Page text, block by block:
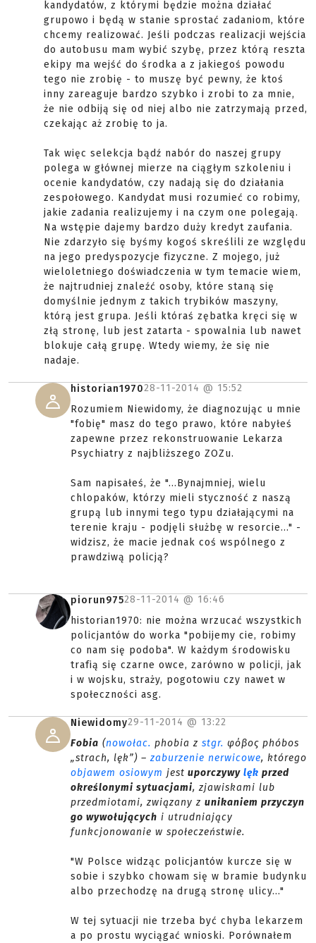
kandydatów, z którymi będzie można działać
grupowo i będą w stanie sprostać zadaniom, które
chcemy realizować. Jeśli podczas realizacji wejścia
do autobusu mam wybić szybę, przez którą reszta
ekipy ma wejść do środka a z jakiegoś powodu
tego nie zrobię - to muszę być pewny, że ktoś
inny zareaguje bardzo szybko i zrobi to za mnie,
że nie odbiją się od niej albo nie zatrzymają przed,
czekając aż zrobię to ja.
Tak więc selekcja bądź nabór do naszej grupy
polega w głównej mierze na ciągłym szkoleniu i
ocenie kandydatów, czy nadają się do działania
zespołowego. Kandydat musi rozumieć co robimy,
jakie zadania realizujemy i na czym one polegają.
Na wstępie dajemy bardzo duży kredyt zaufania.
Nie zdarzyło się byśmy kogoś skreślili ze względu
na jego predyspozycje fizyczne. Z mojego, już
wieloletniego doświadczenia w tym temacie wiem,
że najtrudniej znaleźć osoby, które staną się
domyślnie jednym z takich trybików maszyny,
którą jest grupa. Jeśli któraś zębatka kręci się w
złą stronę, lub jest zatarta - spowalnia lub nawet
blokuje całą grupę. Wtedy wiemy, że się nie
nadaje.
historian197028-11-2014 @ 15:52
Rozumiem Niewidomy, że diagnozując u mnie
"fobię" masz do tego prawo, które nabyłeś
zapewne przez rekonstruowanie Lekarza
Psychiatry z najbliższego ZOZu.
Sam napisałeś, że "...Bynajmniej, wielu
chlopaków, którzy mieli styczność z naszą
grupą lub innymi tego typu działającymi na
terenie kraju - podjęli służbę w resorcie..." -
widzisz, że macie jednak coś wspólnego z
prawdziwą policją?
piorun97528-11-2014 @ 16:46
historian1970: nie można wrzucać wszystkich
policjantów do worka "pobijemy cie, robimy
co nam się podoba". W każdym środowisku
trafią się czarne owce, zarówno w policji, jak
i w wojsku, straży, pogotowiu czy nawet w
społeczności asg.
Niewidomy29-11-2014 @ 13:22
Fobia (nowołac. phobia z stgr. φόβος phóbos
„strach, lęk”) –zaburzenie nerwicowe, którego
objawem osiowym jest uporczywy lęk przed
określonymi sytuacjami, zjawiskami lub
przedmiotami, związany z unikaniem przyczyn
go wywołujących i utrudniający
funkcjonowanie w społeczeństwie.
"W Polsce widząc policjantów kurcze się w
sobie i szybko chowam się w bramie budynku
albo przechodzę na drugą stronę ulicy..."
W tej sytuacji nie trzeba być chyba lekarzem
a po prostu wyciągać wnioski. Porównałem